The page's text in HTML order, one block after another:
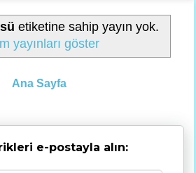
etiketine sahip yayın yok.
yayınları göster
Ana Sayfa
e-postayla alın: